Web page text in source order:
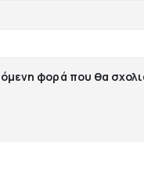
φορά που θα